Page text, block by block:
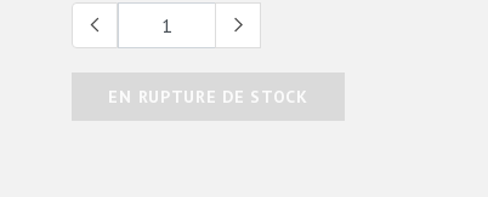
EN RUPTURE DE STOCK